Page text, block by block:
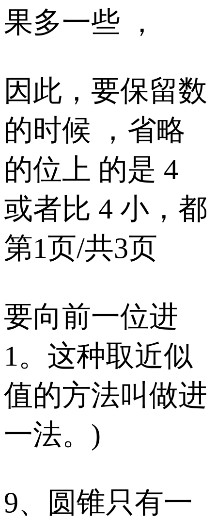
果多一些 ，
因此，要保留数
的时候 ，省略
的位上 的是 4
或者比 4 小，都
第1页/共3页
要向前一位进
1。这种取近似
值的方法叫做进
一法。)
9、圆锥只有一